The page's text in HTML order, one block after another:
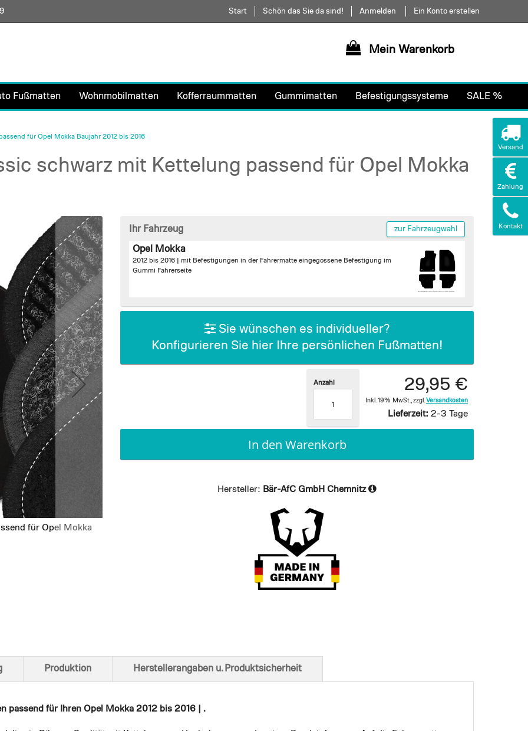
Direkt
zum
Start Schön das Sie da sind! Anmelden Ein Konto erstellen
Mein Warenkorb
Fußmatten Wohnmobilmatten Kofferraummatten Gummimatten Befestigungssysteme SALE %
für Opel Mokka Baujahr 2012 bis 2016
schwarz mit Kettelung passend für Opel Mokka
für Opel Mokka
Ansicht von unten
Ihr Fahrzeug zur Fahrzeugwahl
Opel Mokka
2012 bis 2016 | mit Befestigungen in der Fahrermatte eingegossene Befestigung im
Gummi Fahrerseite
Sie wünschen es individueller?
Konfigurieren Sie hier Ihre persönlichen Fußmatten!
29,95 €
Inkl. 19% MwSt. zzgl. Versandkosten
Lieferzeit: 2-3 Tage
Anzahl
In den Warenkorb
Hersteller: Bär-AfC GmbH Chemnitz
passend für Ihren Opel Mokka 2012 bis 2016 | .
Produktion Herstellerangaben u. Produktsicherheit
Versand
Zahlung
Kontakt